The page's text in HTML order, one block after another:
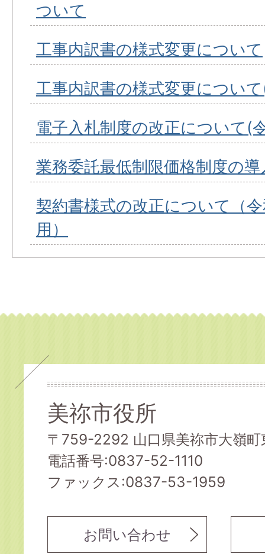
ついて
工事内訳書の様式変更について
工事内訳書の様式変更につい
電子入札制度の改正について(
業務委託最低制限価格制度の
契約書様式の改正について（
用）
美祢市役所
〒759-2292 山口県美祢市大嶺
電話番号:0837-52-1110
ファックス:0837-53-1959
お問い合わせ